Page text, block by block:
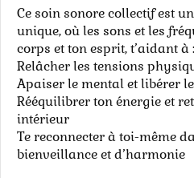
Ce soin sonore collectif est
unique, où les sons et les
corps et ton esprit, t’aidant à :
Relâcher les tensions
Apaiser le mental et libérer
Rééquilibrer ton énergie et
intérieur
Te reconnecter à toi-même
bienveillance et d’harmonie